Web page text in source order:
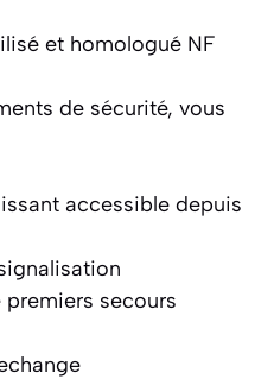
et homologué NF
de sécurité, vous
accessible depuis
premiers secours